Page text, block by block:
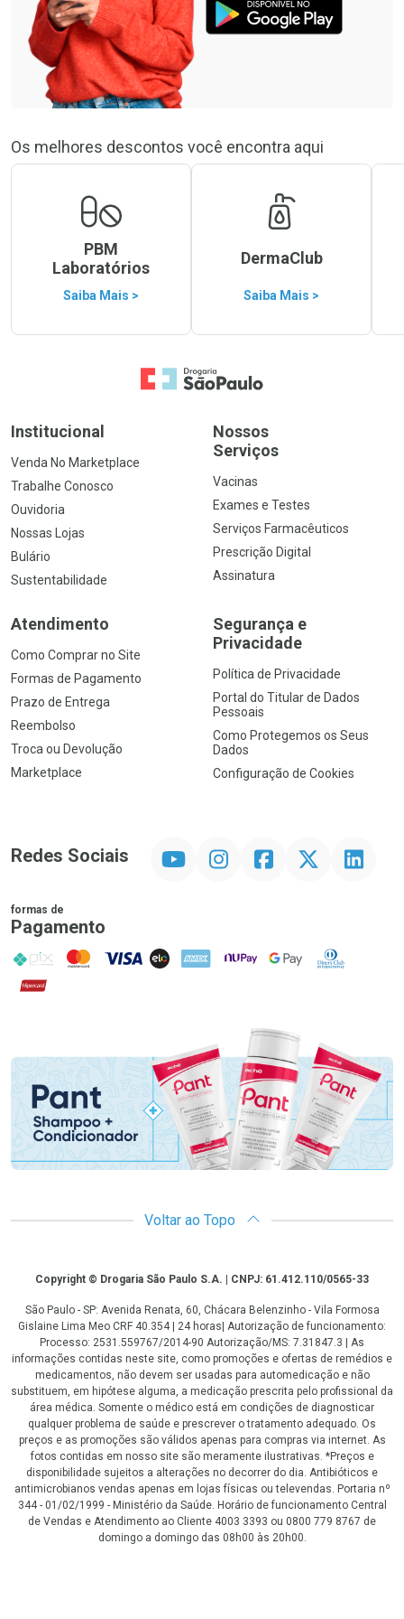
Os melhores descontos você encontra aqui
PBM
Laboratórios
Saiba Mais >
DermaClub
Saiba Mais >
Ir para a Home
Institucional
Venda No Marketplace
Trabalhe Conosco
Ouvidoria
Nossas Lojas
Bulário
Sustentabilidade
Nossos
Serviços
Vacinas
Exames e Testes
Serviços Farmacêuticos
Prescrição Digital
Assinatura
Atendimento
Como Comprar no Site
Formas de Pagamento
Prazo de Entrega
Reembolso
Troca ou Devolução
Marketplace
Segurança e
Privacidade
Política de Privacidade
Portal do Titular de Dados
Pessoais
Como Protegemos os Seus
Dados
Configuração de Cookies
Redes Sociais InstagramFacebookTwitter Linkedin
formas de
Pagamento
PIX MasterCard
VISA ELO AMEX NuPay Google PayDiners Club
Hipercard
Promoção em Destaque
Voltar ao Topo
CopyrightCopyright © Drogaria São Paulo S.A. | CNPJ: 61.412.110/0565-33
São Paulo - SP: Avenida Renata, 60, Chácara Belenzinho - Vila Formosa
Gislaine Lima Meo CRF 40.354 | 24 horas| Autorização de funcionamento:
Processo: 2531.559767/2014-90 Autorização/MS: 7.31847.3 | As
informações contidas neste site, como promoções e ofertas de remédios e
medicamentos, não devem ser usadas para automedicação e não
substituem, em hipótese alguma, a medicação prescrita pelo profissional da
área médica. Somente o médico está em condições de diagnosticar
qualquer problema de saúde e prescrever o tratamento adequado. Os
preços e as promoções são válidos apenas para compras via internet. As
fotos contidas em nosso site são meramente ilustrativas. *Preços e
disponibilidade sujeitos a alterações no decorrer do dia. Antibióticos e
antimicrobianos vendas apenas em lojas físicas ou televendas. Portaria nº
344 - 01/02/1999 - Ministério da Saúde. Horário de funcionamento Central
de Vendas e Atendimento ao Cliente 4003 3393 ou 0800 779 8767 de
domingo a domingo das 08h00 às 20h00.